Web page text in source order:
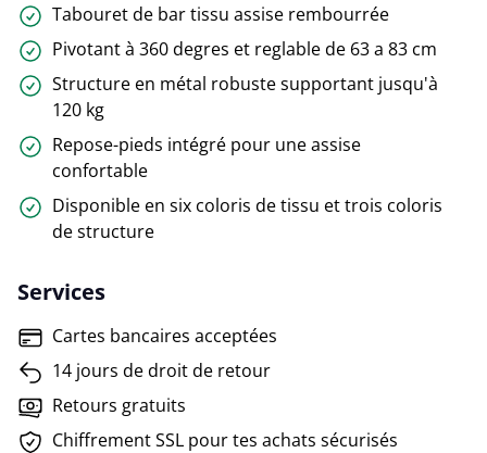
Tabouret de bar tissu assise rembourrée
Pivotant à 360 degres et reglable de 63 a 83 cm
Structure en métal robuste supportant jusqu'à
120 kg
Repose-pieds intégré pour une assise
confortable
Disponible en six coloris de tissu et trois coloris
de structure
Services
Cartes bancaires acceptées
14 jours de droit de retour
Retours gratuits
Chiffrement SSL pour tes achats sécurisés